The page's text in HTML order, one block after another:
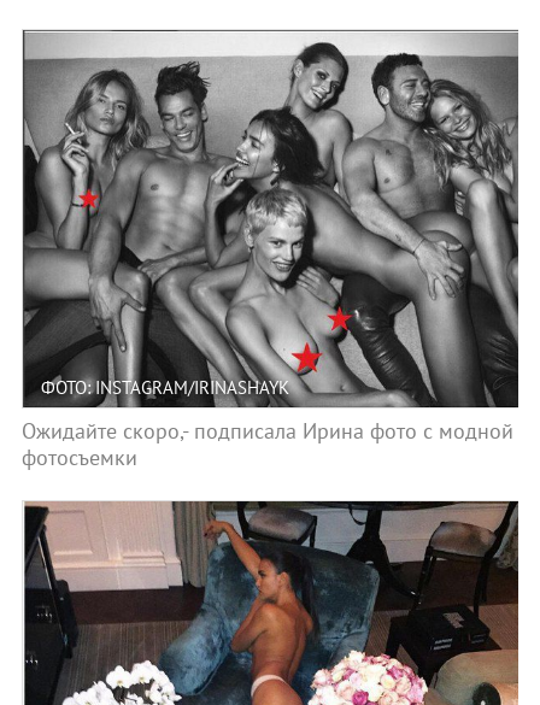
ФОТО: INSTAGRAM/IRINASHAYK
Ожидайте скоро,- подписала Ирина фото с модной
фотосъемки